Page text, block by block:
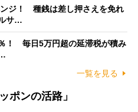
ンジ！ 種銭は差し押さえを免れ
サ…
！ 毎日5万円超の延滞税が積み
一覧を見る
ポンの活路」